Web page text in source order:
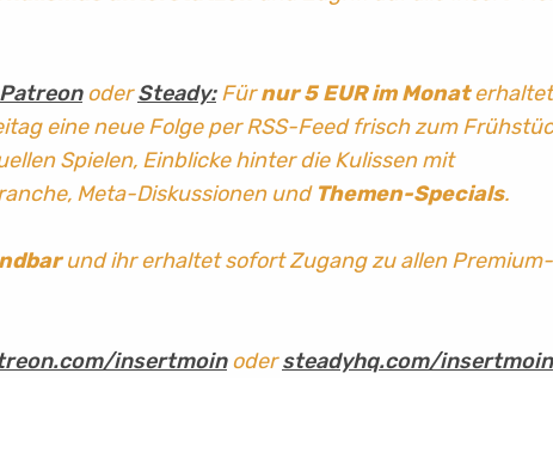
oderSteady:Fürnur 5 EUR im Monaterhaltet
eine neue Folge per RSS-Feed frisch zum
Spielen, Einblicke hinter die Kulissen mit
Meta-Diskussionen und Themen-Specials.
und ihr erhaltet sofort Zugang zu allen Premium-
insertmoinodersteadyhq.com/insertmoin